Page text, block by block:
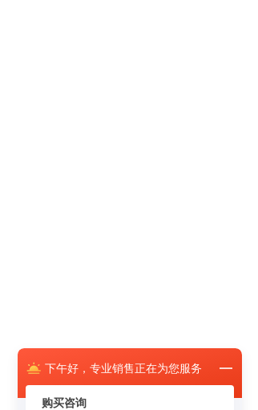
下午好， 专业销售正在为您服务
购买咨询